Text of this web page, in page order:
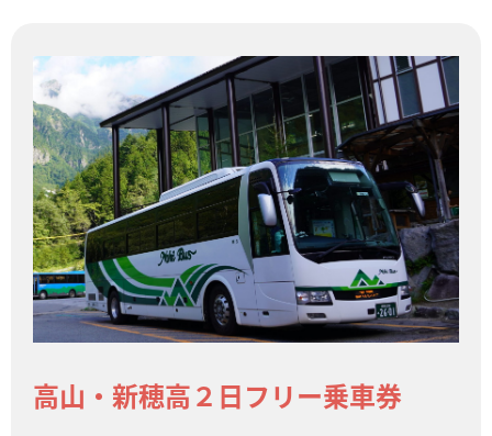
高山・新穂高２日フリー乗車券